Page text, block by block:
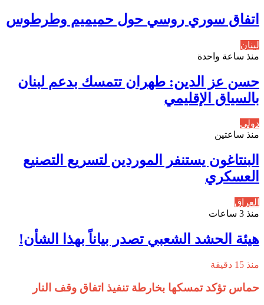
اتفاق سوري روسي حول حميميم وطرطوس
لبنان
منذ ساعة واحدة
حسن عز الدين: طهران تتمسك بدعم لبنان
بالسياق الإقليمي
دولي
منذ ساعتين
البنتاغون يستنفر الموردين لتسريع التصنيع
العسكري
العراق
منذ 3 ساعات
هيئة الحشد الشعبي تصدر بياناً بهذا الشأن!
منذ 15 دقيقة
حماس تؤكد تمسكها بخارطة تنفيذ اتفاق وقف النار